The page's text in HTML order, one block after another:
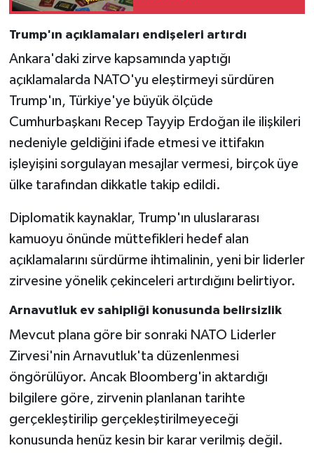
Trump'ın açıklamaları endişeleri artırdı
Ankara'daki zirve kapsamında yaptığı
açıklamalarda NATO'yu eleştirmeyi sürdüren
Trump'ın, Türkiye'ye büyük ölçüde
Cumhurbaşkanı Recep Tayyip Erdoğan ile ilişkileri
nedeniyle geldiğini ifade etmesi ve ittifakın
işleyişini sorgulayan mesajlar vermesi, birçok üye
ülke tarafından dikkatle takip edildi.
Diplomatik kaynaklar, Trump'ın uluslararası
kamuoyu önünde müttefikleri hedef alan
açıklamalarını sürdürme ihtimalinin, yeni bir liderler
zirvesine yönelik çekinceleri artırdığını belirtiyor.
Arnavutluk ev sahipliği konusunda belirsizlik
Mevcut plana göre bir sonraki NATO Liderler
Zirvesi'nin Arnavutluk'ta düzenlenmesi
öngörülüyor. Ancak Bloomberg'in aktardığı
bilgilere göre, zirvenin planlanan tarihte
gerçekleştirilip gerçekleştirilmeyeceği
konusunda henüz kesin bir karar verilmiş değil.